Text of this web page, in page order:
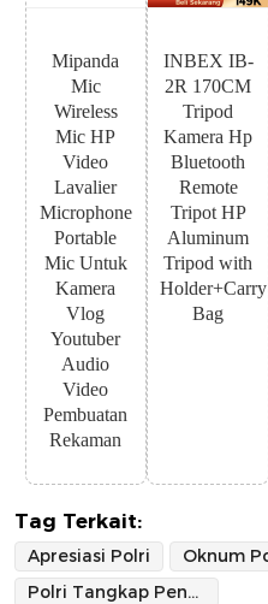
Mipanda
Mic
Wireless
Mic HP
Video
Lavalier
Microphone
Portable
Mic Untuk
Kamera
Vlog
Youtuber
Audio
Video
Pembuatan
Rekaman
INBEX IB-
2R 170CM
Tripod
Kamera Hp
Bluetooth
Remote
Tripot HP
Aluminum
Tripod with
Holder+Carry
Bag
Tag Terkait:
Apresiasi Polri
Polri Tangkap Penganiaya Mahasiswa